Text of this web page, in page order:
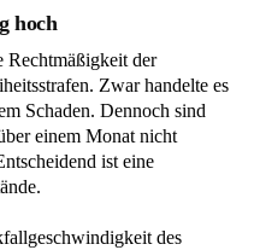
hoch
Rechtmäßigkeit der
Zwar handelte es
Schaden. Dennoch sind
einem Monat nicht
ist eine
des